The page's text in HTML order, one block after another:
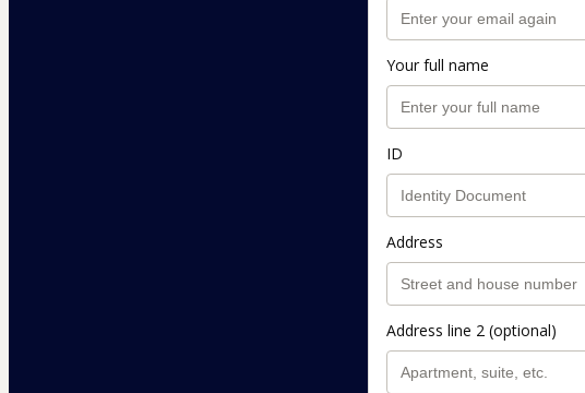
Your full name
ID
Address
Address line 2 (optional)